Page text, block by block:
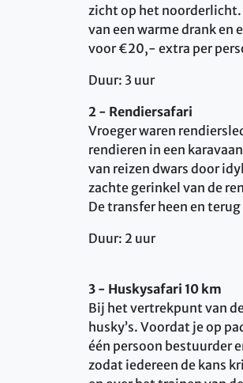
zicht op het noorderlicht.
van een warme drank en
voor €20,- extra per
Duur: 3 uur
2 - Rendiersafari
Vroeger waren
rendieren in een
van reizen dwars door
zachte gerinkel van de
De transfer heen en
Duur: 2 uur
3 - Huskysafari 10 km
Bij het vertrekpunt van
husky’s. Voordat je op
één persoon bestuurder
zodat iedereen de kans